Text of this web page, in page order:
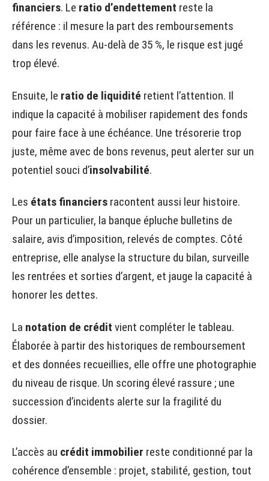
financiers. Le ratio d’endettement reste la
référence : il mesure la part des remboursements
dans les revenus. Au-delà de 35 %, le risque est jugé
trop élevé.
Ensuite, le ratio de liquidité retient l’attention. Il
indique la capacité à mobiliser rapidement des fonds
pour faire face à une échéance. Une trésorerie trop
juste, même avec de bons revenus, peut alerter sur un
potentiel souci d’insolvabilité.
Les états financiers racontent aussi leur histoire.
Pour un particulier, la banque épluche bulletins de
salaire, avis d’imposition, relevés de comptes. Côté
entreprise, elle analyse la structure du bilan, surveille
les rentrées et sorties d’argent, et jauge la capacité à
honorer les dettes.
La notation de crédit vient compléter le tableau.
Élaborée à partir des historiques de remboursement
et des données recueillies, elle offre une photographie
du niveau de risque. Un scoring élevé rassure ; une
succession d’incidents alerte sur la fragilité du
dossier.
L’accès au crédit immobilier reste conditionné par la
cohérence d’ensemble : projet, stabilité, gestion, tout